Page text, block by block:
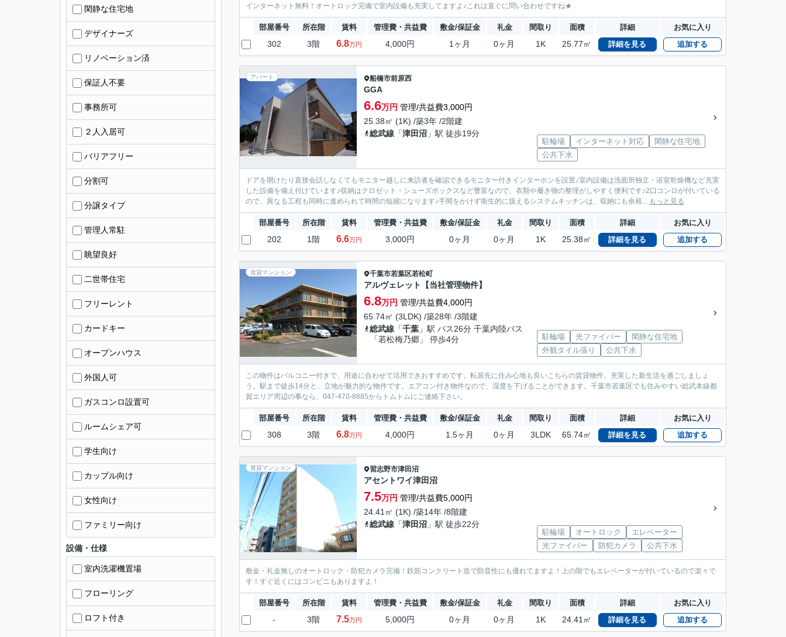
インターネット無料！オートロック完備で室内設備も充実してますよ♪これは直ぐに問い合わせですね★
部屋番号 所在階 賃料 管理費・共益費 敷金/保証金 礼金 間取り 面積 詳細 お気に入り
302 3階 6.8万円 4,000円 1ヶ月 0ヶ月 1K 25.77㎡ 詳細を見る 追加する
アパート 船橋市前原西
GGA
6.6万円 管理/共益費3,000円
25.38㎡ (1K) /築3年 /2階建
総武線 「津田沼 」駅 徒歩19分
駐輪場 インターネット対応
閑静な住宅地
公共下水
ドアを開けたり直接会話しなくてもモニター越しに来訪者を確認できるモニター付きインターホンを設置♪室内設備は洗面所独立・浴室乾燥機など充実
した設備を備え付けています♪収納はクロゼット・シューズボックスなど豊富なので、衣類や履き物の整理がしやすく便利です♪2口コンロが付いている
ので、異なる工程も同時に進められて時間の短縮になります♪手間をかけず衛生的に扱えるシステムキッチンは、収納にも余裕... もっと見る
部屋番号 所在階 賃料 管理費・共益費 敷金/保証金 礼金 間取り 面積 詳細 お気に入り
202 1階 6.6万円 3,000円 0ヶ月 0ヶ月 1K 25.38㎡ 詳細を見る 追加する
賃貸マンション 千葉市若葉区若松町
アルヴェレット【当社管理物件】
6.8万円 管理/共益費4,000円
65.74㎡ (3LDK) /築28年 /3階建
総武線 「千葉 」駅 バス26分 千葉内陸バス
「若松梅乃郷」 停歩4分
駐輪場 光ファイバー
閑静な住宅地
外観タイル張り
公共下水
この物件はバルコニー付きで、用途に合わせて活用できおすすめです。転居先に住み心地も良いこちらの賃貸物件。充実した新生活を過ごしましょ
う。駅まで徒歩14分と、立地が魅力的な物件です。エアコン付き物件なので、湿度を下げることができます。千葉市若葉区でも住みやすい総武本線都
賀エリア周辺の事なら、047-470-8885からトムトムにご連絡下さい。
部屋番号 所在階 賃料 管理費・共益費 敷金/保証金 礼金 間取り 面積 詳細 お気に入り
308 3階 6.8万円 4,000円 1.5ヶ月 0ヶ月 3LDK 65.74㎡ 詳細を見る 追加する
賃貸マンション 習志野市津田沼
アセントワイ津田沼
7.5万円 管理/共益費5,000円
24.41㎡ (1K) /築14年 /8階建
総武線 「津田沼 」駅 徒歩22分
駐輪場 オートロック
エレベーター
光ファイバー
防犯カメラ 公共下水
敷金・礼金無しのオートロック・防犯カメラ完備！鉄筋コンクリート造で防音性にも優れてますよ！上の階でもエレベーターが付いているので楽々で
す！すぐ近くにはコンビニもありますよ！
部屋番号 所在階 賃料 管理費・共益費 敷金/保証金 礼金 間取り 面積 詳細 お気に入り
- 3階 7.5万円 5,000円 0ヶ月 0ヶ月 1K 24.41㎡ 詳細を見る 追加する
閑静な住宅地
デザイナーズ
リノベーション済
保証人不要
事務所可
２人入居可
バリアフリー
分割可
分譲タイプ
管理人常駐
眺望良好
二世帯住宅
フリーレント
カードキー
オープンハウス
外国人可
ガスコンロ設置可
ルームシェア可
学生向け
カップル向け
女性向け
ファミリー向け
設備・仕様
室内洗濯機置場
フローリング
ロフト付き